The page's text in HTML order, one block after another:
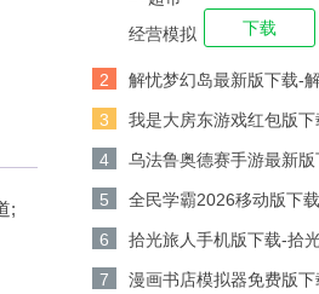
;
下载
2
解忧梦幻岛最新版下载-
石版 v1.1.14安卓版下载
3
我是大房东游戏红包版
方版v1.1.9.5安卓版下载
4
乌法鲁奥德赛手游最新
赛（Wooparoo Odyssey
安卓版下载
5
全民学霸2026移动版下
单版v1.2.3安卓版下载
6
拾光旅人手机版下载-拾
官方版 v1.4安卓版下载
7
漫画书店模拟器免费版